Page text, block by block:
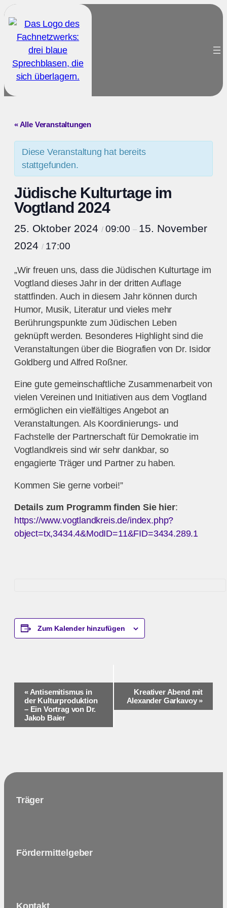
« Alle Veranstaltungen
Diese Veranstaltung hat bereits
stattgefunden.
Jüdische Kulturtage im
Vogtland 2024
25. Oktober 2024 / 09:00 – 15. November
2024 / 17:00
„Wir freuen uns, dass die Jüdischen Kulturtage im
Vogtland dieses Jahr in der dritten Auflage
stattfinden. Auch in diesem Jahr können durch
Humor, Musik, Literatur und vieles mehr
Berührungspunkte zum Jüdischen Leben
geknüpft werden. Besonderes Highlight sind die
Veranstaltungen über die Biografien von Dr. Isidor
Goldberg und Alfred Roßner.
Eine gute gemeinschaftliche Zusammenarbeit von
vielen Vereinen und Initiativen aus dem Vogtland
ermöglichen ein vielfältiges Angebot an
Veranstaltungen. Als Koordinierungs- und
Fachstelle der Partnerschaft für Demokratie im
Vogtlandkreis sind wir sehr dankbar, so
engagierte Träger und Partner zu haben.
Kommen Sie gerne vorbei!”
Details zum Programm finden Sie hier:
https://www.vogtlandkreis.de/index.php?
object=tx,3434.4&ModID=11&FID=3434.289.1
Zum Kalender hinzufügen
Veranstaltung-
Navigation
«Antisemitismus in
der Kulturproduktion
– Ein Vortrag von Dr.
Jakob Baier
Kreativer Abend mit
Alexander Garkavoy »
Träger
Fördermittelgeber